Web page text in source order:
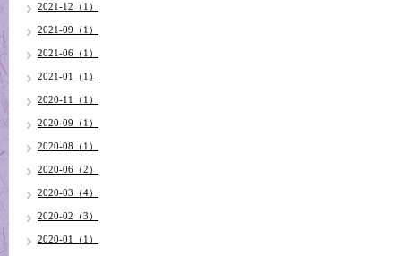
2021-12（1）
2021-09（1）
2021-06（1）
2021-01（1）
2020-11（1）
2020-09（1）
2020-08（1）
2020-06（2）
2020-03（4）
2020-02（3）
2020-01（1）